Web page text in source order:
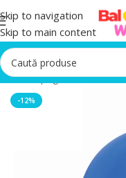
Skip to navigation
Skip to main content
Prima pagină/Baloane
-12%